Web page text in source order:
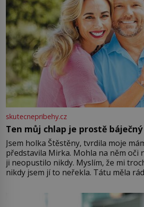
skutecnepribehy.cz
Ten můj chlap je prostě báječný
Jsem holka Štěstěny, tvrdila moje
představila Mirka. Mohla na něm oči
ji neopustilo nikdy. Myslím, že mi
nikdy jsem jí to neřekla. Tátu měla
Jsme spolu moc rádi Tehdy byla jiná